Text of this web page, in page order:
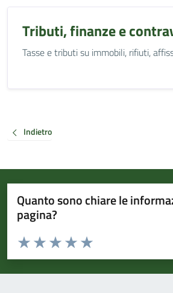
Tributi, finanze e
Tasse e tributi su immobili, rifiuti,
Indietro
Quanto sono chiare le
pagina?
Valuta da 1 a 5 stelle la pagina
Valuta 5 stelle su 5
Valuta 4 stelle su 5
Valuta 3 stelle su 5
Valuta 2 stelle su 5
Valuta 1 stelle su 5